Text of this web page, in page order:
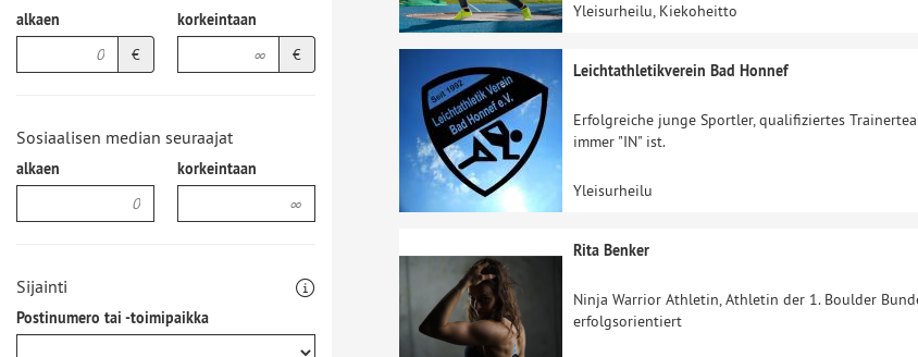
alkaen
€
korkeintaan
€
Sosiaalisen median seuraajat
alkaen korkeintaan
Sijainti
Postinumero tai -toimipaikka
Yleisurheilu, Kiekoheitto
Leichtathletikverein Bad Honnef
Erfolgreiche junge Sportler, qualifiziertes
immer "IN" ist.
Yleisurheilu
Rita Benker
Ninja Warrior Athletin, Athletin der 1. Boulder
erfolgsorientiert